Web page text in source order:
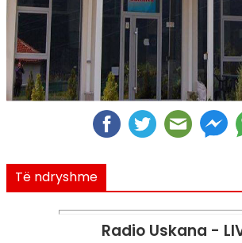
Të ndryshme
Radio Uskana -